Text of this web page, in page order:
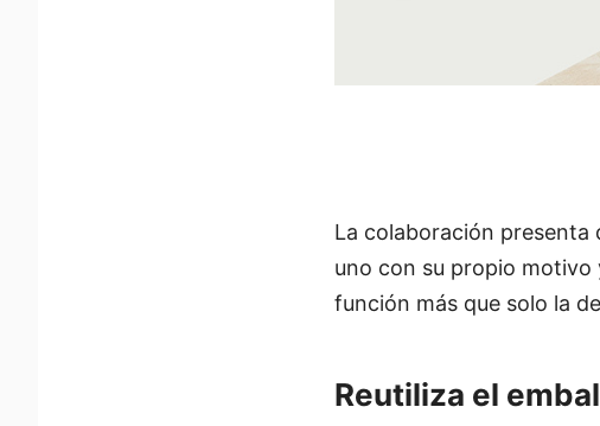
La colaboración presenta
uno con su propio motivo
función más que solo la
Reutiliza el